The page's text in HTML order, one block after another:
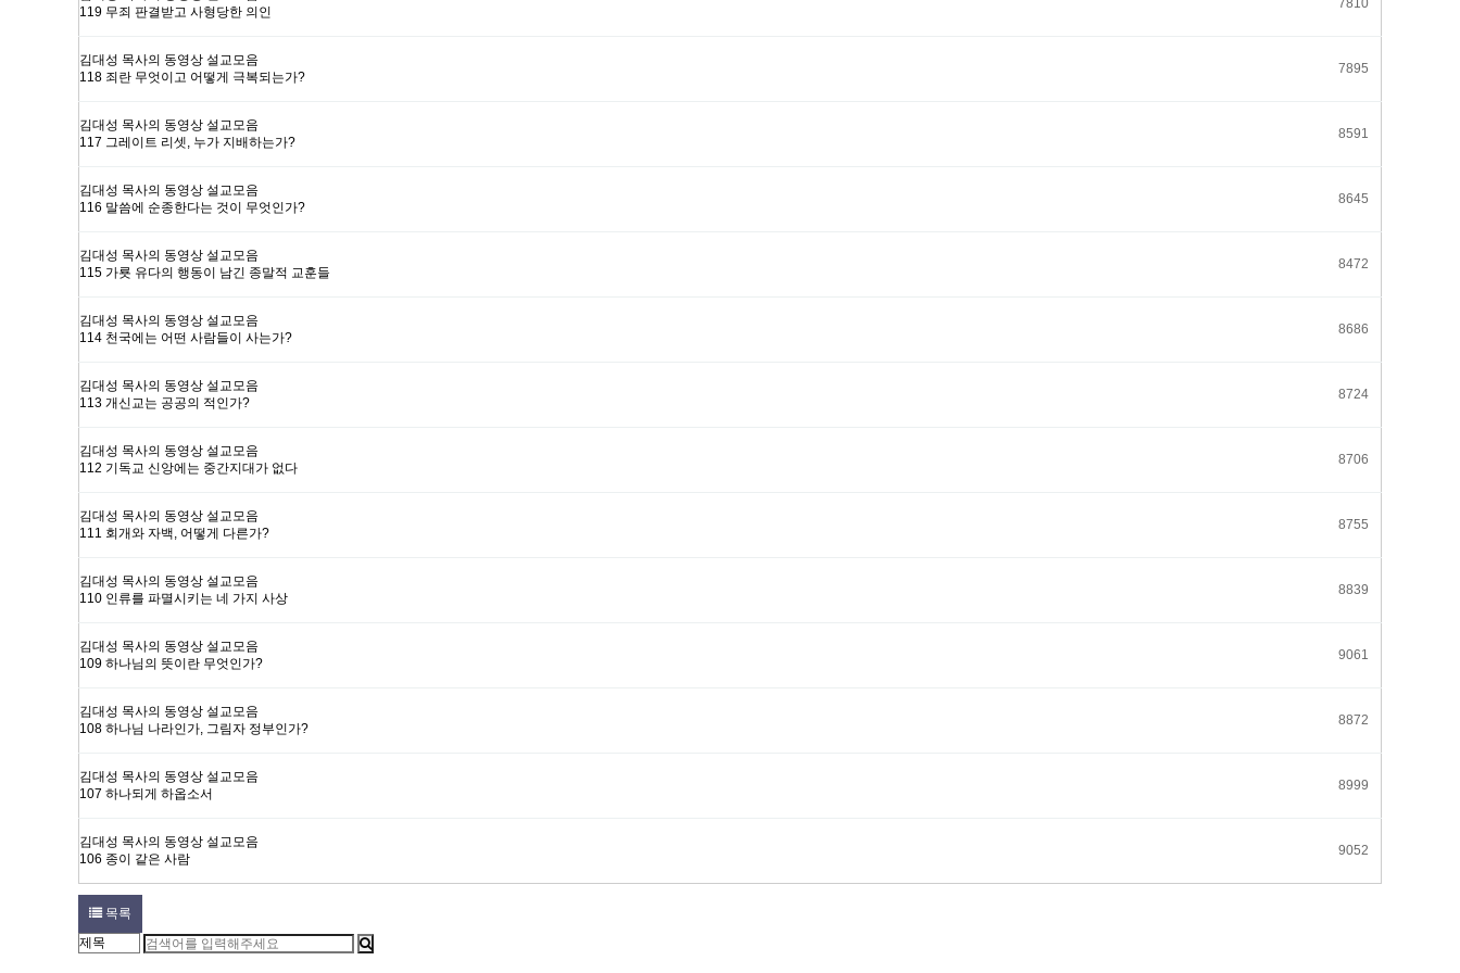
119 무죄 판결받고 사형당한 의인
7810
김대성 목사의 동영상 설교모음
118 죄란 무엇이고 어떻게 극복되는가?
7895
김대성 목사의 동영상 설교모음
117 그레이트 리셋, 누가 지배하는가?
8591
김대성 목사의 동영상 설교모음
116 말씀에 순종한다는 것이 무엇인가?
8645
김대성 목사의 동영상 설교모음
115 가룟 유다의 행동이 남긴 종말적 교훈들
8472
김대성 목사의 동영상 설교모음
114 천국에는 어떤 사람들이 사는가?
8686
김대성 목사의 동영상 설교모음
113 개신교는 공공의 적인가?
8724
김대성 목사의 동영상 설교모음
112 기독교 신앙에는 중간지대가 없다
8706
김대성 목사의 동영상 설교모음
111 회개와 자백, 어떻게 다른가?
8755
김대성 목사의 동영상 설교모음
110 인류를 파멸시키는 네 가지 사상
8839
김대성 목사의 동영상 설교모음
109 하나님의 뜻이란 무엇인가?
9061
김대성 목사의 동영상 설교모음
108 하나님 나라인가, 그림자 정부인가?
8872
김대성 목사의 동영상 설교모음
107 하나되게 하옵소서
8999
김대성 목사의 동영상 설교모음
106 종이 같은 사람
9052
목록